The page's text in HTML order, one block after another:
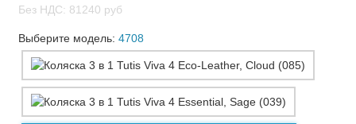
Без НДС: 81240 руб
Выберите модель: 4708